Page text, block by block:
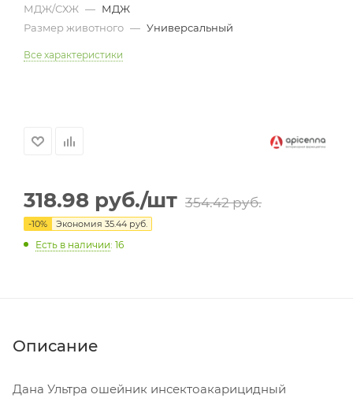
МДЖ/СХЖ — МДЖ
Размер животного — Универсальный
Все характеристики
318.98 руб./шт 354.42руб.
-10% Экономия 35.44 руб.
Есть в наличии: 16
Описание
Дана Ультра ошейник инсектоакарицидный